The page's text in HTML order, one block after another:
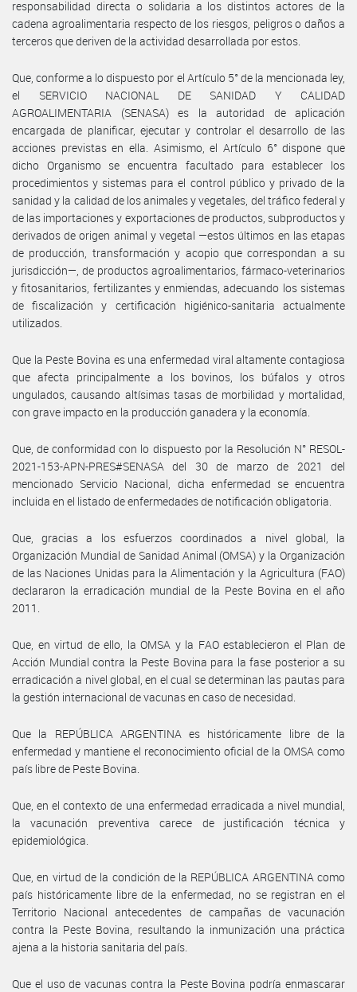
responsabilidad directa o solidaria a los distintos actores de la
cadena agroalimentaria respecto de los riesgos, peligros o daños a
terceros que deriven de la actividad desarrollada por estos.
Que, conforme a lo dispuesto por el Artículo 5° de la mencionada ley,
el SERVICIO NACIONAL DE SANIDAD Y CALIDAD
AGROALIMENTARIA (SENASA) es la autoridad de aplicación
encargada de planificar, ejecutar y controlar el desarrollo de las
acciones previstas en ella. Asimismo, el Artículo 6° dispone que
dicho Organismo se encuentra facultado para establecer los
procedimientos y sistemas para el control público y privado de la
sanidad y la calidad de los animales y vegetales, del tráfico federal y
de las importaciones y exportaciones de productos, subproductos y
derivados de origen animal y vegetal —estos últimos en las etapas
de producción, transformación y acopio que correspondan a su
jurisdicción—, de productos agroalimentarios, fármaco-veterinarios
y fitosanitarios, fertilizantes y enmiendas, adecuando los sistemas
de fiscalización y certificación higiénico-sanitaria actualmente
utilizados.
Que la Peste Bovina es una enfermedad viral altamente contagiosa
que afecta principalmente a los bovinos, los búfalos y otros
ungulados, causando altísimas tasas de morbilidad y mortalidad,
con grave impacto en la producción ganadera y la economía.
Que, de conformidad con lo dispuesto por la Resolución N° RESOL-
2021-153-APN-PRES#SENASA del 30 de marzo de 2021 del
mencionado Servicio Nacional, dicha enfermedad se encuentra
incluida en el listado de enfermedades de notificación obligatoria.
Que, gracias a los esfuerzos coordinados a nivel global, la
Organización Mundial de Sanidad Animal (OMSA) y la Organización
de las Naciones Unidas para la Alimentación y la Agricultura (FAO)
declararon la erradicación mundial de la Peste Bovina en el año
2011.
Que, en virtud de ello, la OMSA y la FAO establecieron el Plan de
Acción Mundial contra la Peste Bovina para la fase posterior a su
erradicación a nivel global, en el cual se determinan las pautas para
la gestión internacional de vacunas en caso de necesidad.
Que la REPÚBLICA ARGENTINA es históricamente libre de la
enfermedad y mantiene el reconocimiento oficial de la OMSA como
país libre de Peste Bovina.
Que, en el contexto de una enfermedad erradicada a nivel mundial,
la vacunación preventiva carece de justificación técnica y
epidemiológica.
Que, en virtud de la condición de la REPÚBLICA ARGENTINA como
país históricamente libre de la enfermedad, no se registran en el
Territorio Nacional antecedentes de campañas de vacunación
contra la Peste Bovina, resultando la inmunización una práctica
ajena a la historia sanitaria del país.
Que el uso de vacunas contra la Peste Bovina podría enmascarar